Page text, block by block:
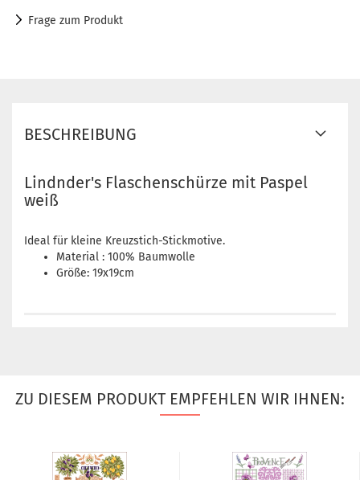
Frage zum Produkt
BESCHREIBUNG
Lindnder's Flaschenschürze mit Paspel
weiß
Ideal für kleine Kreuzstich-Stickmotive.
Material : 100% Baumwolle
Größe: 19x19cm
ZU DIESEM PRODUKT EMPFEHLEN WIR IHNEN: